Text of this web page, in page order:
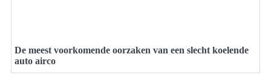
De meest voorkomende oorzaken van een slecht koelende
auto airco